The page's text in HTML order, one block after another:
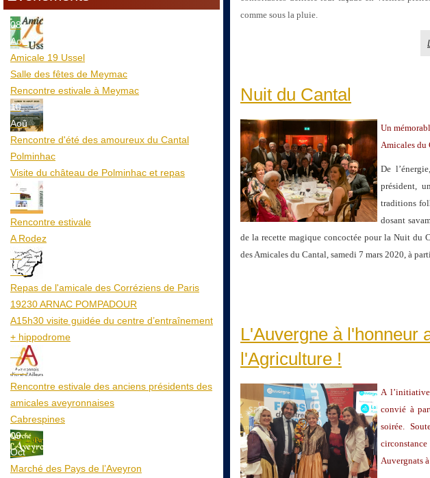
08
Aoû
Amicale 19 Ussel
Salle des fêtes de Meymac
Rencontre estivale à Meymac
10
Aoû
Rencontre d'été des amoureux du Cantal
Polminhac
Visite du château de Polminhac et repas
12
Aoû
Rencontre estivale
A Rodez
23
Aoû
Repas de l'amicale des Corréziens de Paris
19230 ARNAC POMPADOUR
A15h30 visite guidée du centre d’entraînement
+ hippodrome
25
Aoû
Rencontre estivale des anciens présidents des
amicales aveyronnaises
Cabrespines
09
Oct
Marché des Pays de l’Aveyron
comme sous la pluie.
Nuit du Cantal
Un
Amicales du
De
président,
traditions
dosant
de la recette magique concoctée pour la Nuit du
des Amicales du Cantal, samedi 7 mars 2020, à
L'Auvergne à l'honneur
l'Agriculture !
A
convié à
soirée.
Auvergnats